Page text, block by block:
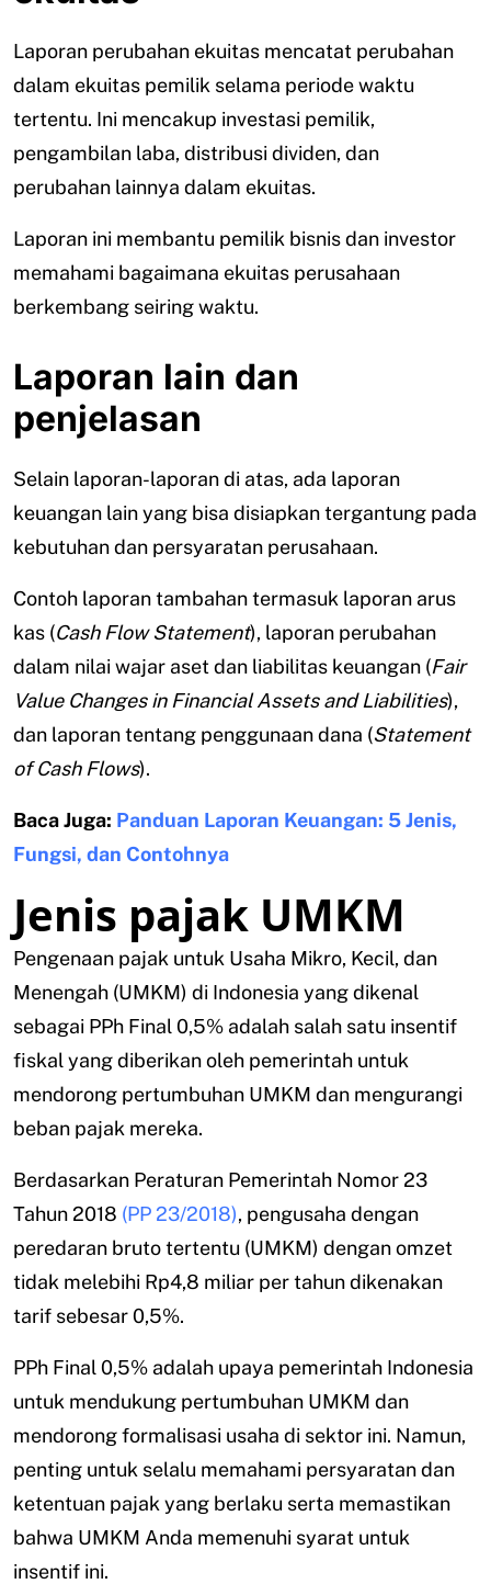
Laporan perubahan ekuitas mencatat perubahan
dalam ekuitas pemilik selama periode waktu
tertentu. Ini mencakup investasi pemilik,
pengambilan laba, distribusi dividen, dan
perubahan lainnya dalam ekuitas.
Laporan ini membantu pemilik bisnis dan investor
memahami bagaimana ekuitas perusahaan
berkembang seiring waktu.
Laporan lain dan
penjelasan
Selain laporan-laporan di atas, ada laporan
keuangan lain yang bisa disiapkan tergantung pada
kebutuhan dan persyaratan perusahaan.
Contoh laporan tambahan termasuk laporan arus
kas (Cash Flow Statement), laporan perubahan
dalam nilai wajar aset dan liabilitas keuangan (Fair
Value Changes in Financial Assets and Liabilities),
dan laporan tentang penggunaan dana (Statement
of Cash Flows).
Baca Juga: Panduan Laporan Keuangan: 5 Jenis,
Fungsi, dan Contohnya
Jenis pajak UMKM
Pengenaan pajak untuk Usaha Mikro, Kecil, dan
Menengah (UMKM) di Indonesia yang dikenal
sebagai PPh Final 0,5% adalah salah satu insentif
fiskal yang diberikan oleh pemerintah untuk
mendorong pertumbuhan UMKM dan mengurangi
beban pajak mereka.
Berdasarkan Peraturan Pemerintah Nomor 23
Tahun 2018 (PP 23/2018), pengusaha dengan
peredaran bruto tertentu (UMKM) dengan omzet
tidak melebihi Rp4,8 miliar per tahun dikenakan
tarif sebesar 0,5%.
PPh Final 0,5% adalah upaya pemerintah Indonesia
untuk mendukung pertumbuhan UMKM dan
mendorong formalisasi usaha di sektor ini. Namun,
penting untuk selalu memahami persyaratan dan
ketentuan pajak yang berlaku serta memastikan
bahwa UMKM Anda memenuhi syarat untuk
insentif ini.